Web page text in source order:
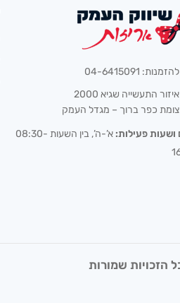
להזמנות: 04-6415091
איזור התעשייה שגיא 2000
צומת כפר ברוך – מגדל העמק
ושעות פעילות:
א’-ה’, בין השעות 08:30-
הזכויות שמורות